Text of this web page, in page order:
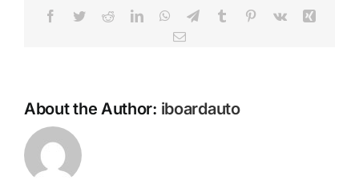
Facebook
TwitterRedditLinkedInWhatsApp
TelegramTumblr Pinterest
Vk
Xing
Email
About the Author: iboardauto